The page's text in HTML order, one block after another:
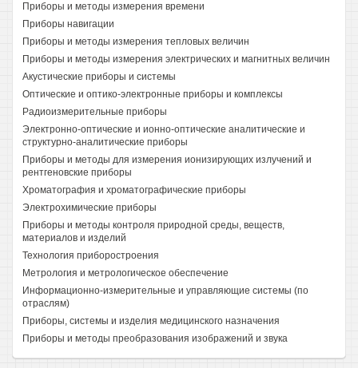
Приборы и методы измерения времени
Приборы навигации
Приборы и методы измерения тепловых величин
Приборы и методы измерения электрических и магнитных величин
Акустические приборы и системы
Оптические и оптико-электронные приборы и комплексы
Радиоизмерительные приборы
Электронно-оптические и ионно-оптические аналитические и
структурно-аналитические приборы
Приборы и методы для измерения ионизирующих излучений и
рентгеновские приборы
Хроматография и хроматографические приборы
Электрохимические приборы
Приборы и методы контроля природной среды, веществ,
материалов и изделий
Технология приборостроения
Метрология и метрологическое обеспечение
Информационно-измерительные и управляющие системы (по
отраслям)
Приборы, системы и изделия медицинского назначения
Приборы и методы преобразования изображений и звука